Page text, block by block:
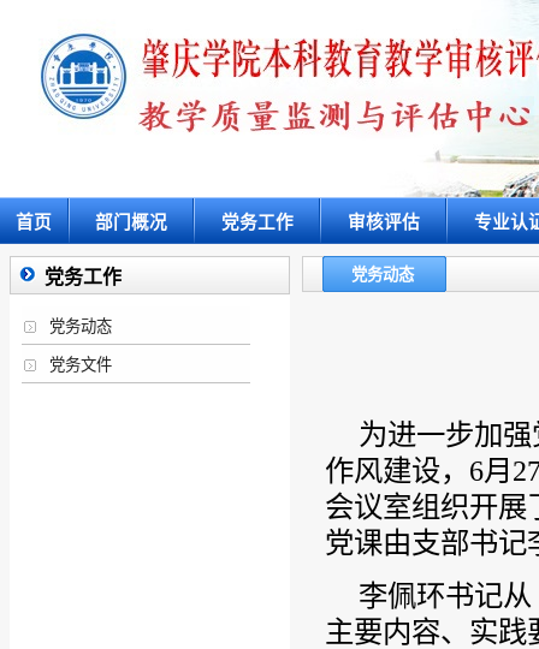
首页 部门概况 党务工作 审核评估 专业认
党务工作
党务动态
党务文件
党务动态
为进一步加
作风建设，6月
会议室组织开展
党课由支部书记
李佩环书记
主要内容、实